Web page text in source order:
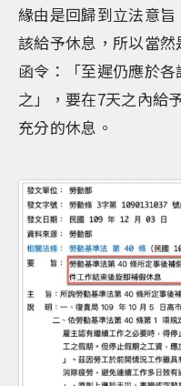
緣由是回歸到立法意
該給予休息，所以當
函令：「至遲仍應於
之」，要在7天之內給
充分的休息。